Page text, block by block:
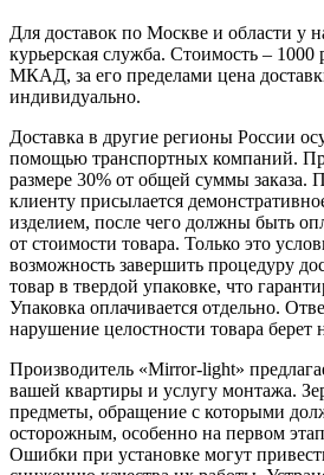
Для доставок по Москве и области у
курьерская служба. Стоимость – 1000
МКАД, за его пределами цена
индивидуально.
Доставка в другие регионы России
помощью транспортных компаний.
размере 30% от общей суммы заказа.
клиенту присылается
изделием, после чего должны быть
от стоимости товара. Только это
возможность завершить процедуру
товар в твердой упаковке, что
Упаковка оплачивается отдельно.
нарушение целостности товара берет
Производитель «Mirror-light»
вашей квартиры и услугу монтажа.
предметы, обращение с которыми
осторожным, особенно на первом
Ошибки при установке могут